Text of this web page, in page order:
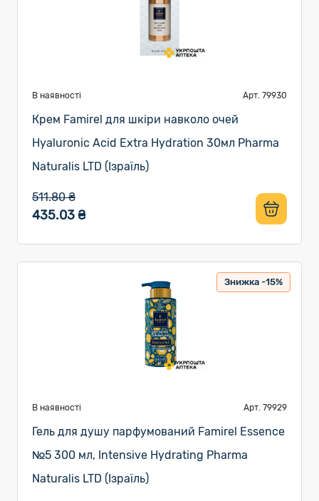
В наявності Арт. 79930
Крем Famirel для шкіри навколо очей
Hyaluronic Acid Extra Hydration 30мл Pharma
Naturalis LTD (Ізраїль)
511.80 ₴
435.03 ₴
Знижка -15%
В наявності Арт. 79929
Гель для душу парфумований Famirel Essence
№5 300 мл, Intensive Hydrating Pharma
Naturalis LTD (Ізраїль)